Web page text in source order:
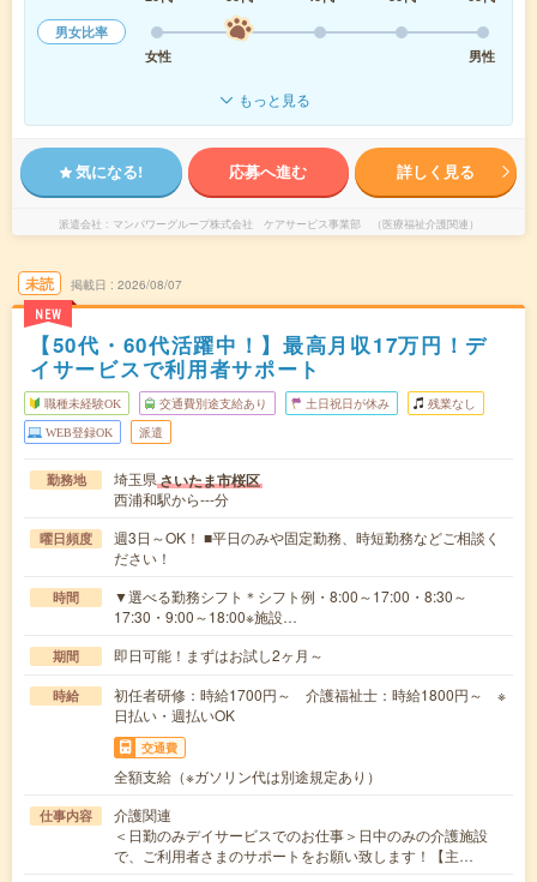
男女比率
女性
男性
もっと見る
気になる! 応募へ進む 詳しく見る
派遣会社 マンパワーグループ株式会社 ケアサービス事業部 （医療福祉介護関連）
未読
NEW
掲載日 2026/08/07
【50代・60代活躍中！】最高月収17万円！デ
イサービスで利用者サポート
職種未経験OK 交通費別途支給あり 土日祝日が休み 残業なし
WEB登録OK 派遣
勤務地 埼玉県さいたま市桜区
西浦和駅から---分
曜日頻度
週3日～OK！ ■平日のみや固定勤務、時短勤務などご相談く
ださい！
時間
▼選べる勤務シフト＊シフト例・8:00～17:00・8:30～
17:30・9:00～18:00※施設…
期間 即日可能！まずはお試し2ヶ月～
時給
初任者研修：時給1700円～ 介護福祉士：時給1800円～ ※
日払い・週払いOK
交通費
全額支給（※ガソリン代は別途規定あり）
仕事内容
介護関連
＜日勤のみデイサービスでのお仕事＞日中のみの介護施設
で、ご利用者さまのサポートをお願い致します！【主…